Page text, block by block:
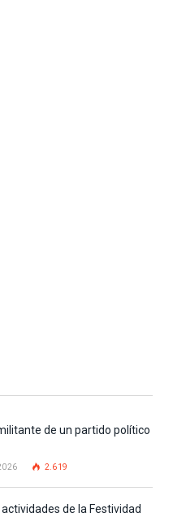
de un partido político
2.619
de la Festividad